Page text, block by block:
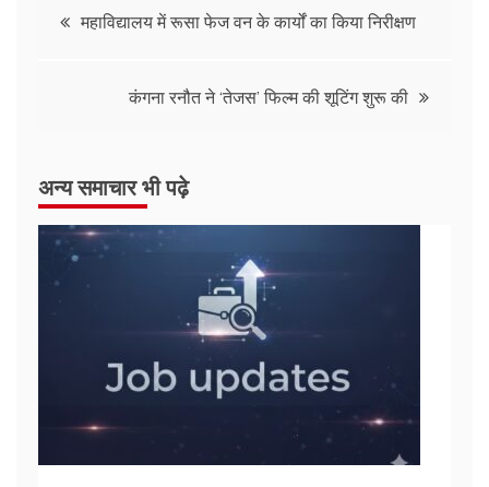
महाविद्यालय में रूसा फेज वन के कार्यों का किया निरीक्षण
कंगना रनौत ने ‘तेजस’ फिल्म की शूटिंग शुरू की
अन्य समाचार भी पढ़े